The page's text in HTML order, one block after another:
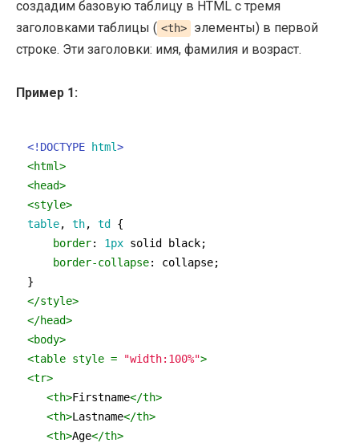
создадим базовую таблицу в HTML с тремя
заголовками таблицы ( <th>
элементы) в первой
строке. Эти заголовки: имя, фамилия и возраст.
Пример 1:
<!DOCTYPE html>
<html>
<head>
<style>
table, th, td {
border: 1px solid black;
border-collapse: collapse;
</style>
</head>
<body>
<table style = "width:100%">
<tr>
<th>Firstname</th>
<th>Lastname</th>
<th>Age</th>